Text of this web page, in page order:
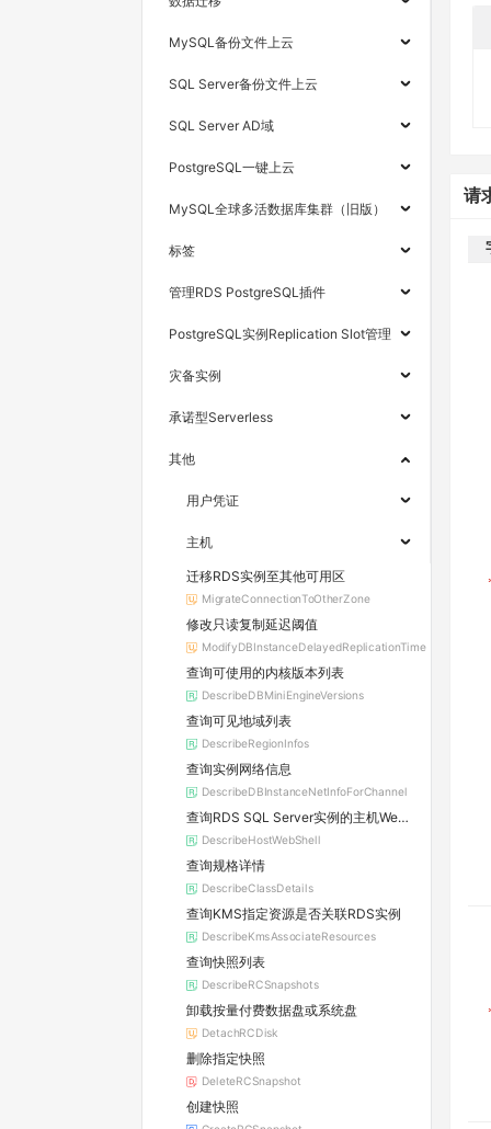
MySQL备份文件上云
SQL Server备份文件上云
SQL Server AD域
PostgreSQL一键上云
MySQL全球多活数据库集群（旧版）
标签
管理RDS PostgreSQL插件
PostgreSQL实例Replication Slot管理
灾备实例
承诺型Serverless
其他
用户凭证
主机
迁移RDS实例至其他可用区
MigrateConnectionToOtherZone
修改只读复制延迟阈值
ModifyDBInstanceDelayedReplicationTime
查询可使用的内核版本列表
DescribeDBMiniEngineVersions
查询可见地域列表
DescribeRegionInfos
查询实例网络信息
DescribeDBInstanceNetInfoForChannel
查询RDS SQL Server实例的主机WebShell登录信息
DescribeHostWebShell
查询规格详情
DescribeClassDetails
查询KMS指定资源是否关联RDS实例
DescribeKmsAssociateResources
查询快照列表
DescribeRCSnapshots
卸载按量付费数据盘或系统盘
DetachRCDisk
删除指定快照
DeleteRCSnapshot
创建快照
请